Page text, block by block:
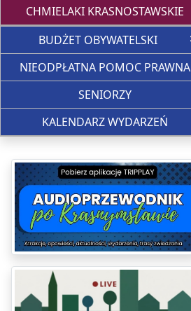
CHMIELAKI KRASNOSTAWSKIE
BUDŻET OBYWATELSKI
NIEODPŁATNA POMOC PRAWNA
SENIORZY
KALENDARZ WYDARZEŃ